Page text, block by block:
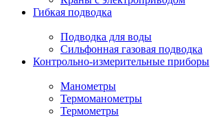
Гибкая подводка
Подводка для воды
Сильфонная газовая подводка
Контрольно-измерительные приборы
Манометры
Термоманометры
Термометры